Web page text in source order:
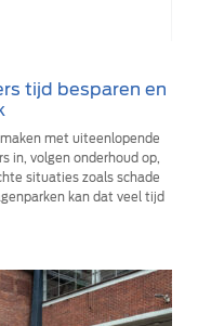
tijd besparen en
met uiteenlopende
in, volgen onderhoud op,
situaties zoals schade
kan dat veel tijd